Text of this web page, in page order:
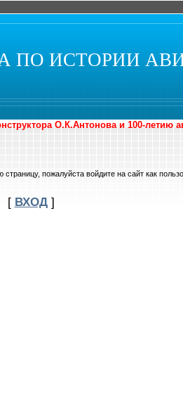
ПО ИСТОРИИ
О.К.Антонова и 100-летию
пожалуйста войдите на сайт как
[ ВХОД]